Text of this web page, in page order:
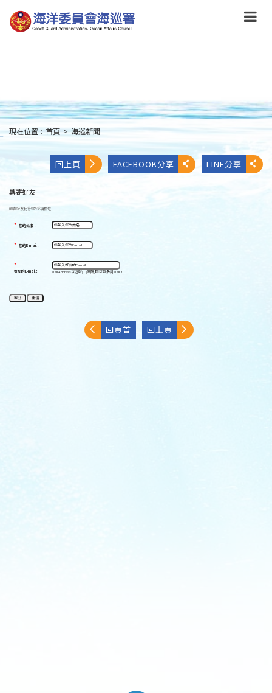
到
主
:::
現在位置： 首頁 > 海巡新聞
回上頁 FACEBOOK分享 LINE分享
轉寄好友
轉寄好友此符號*必填欄位
* 您的姓名：
* 您的E-mail：
*
好友的E-mail： Mail Address以逗號[ , ]區隔,即可發多封Mail。
回頁首 回上頁